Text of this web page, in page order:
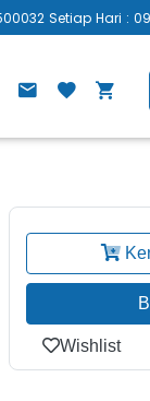
Setiap Hari :
Wishlist